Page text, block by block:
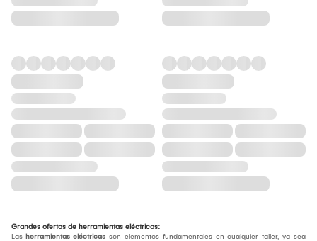
Grandes ofertas de herramientas eléctricas:
Las herramientas eléctricas son elementos fundamentales en cualquier taller, ya sea